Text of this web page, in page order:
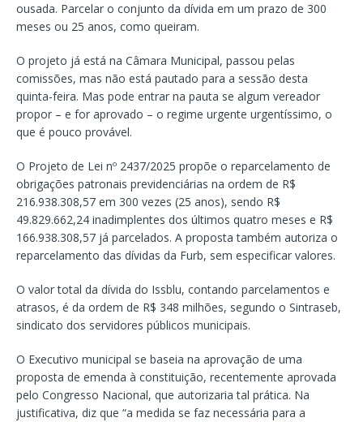
ousada. Parcelar o conjunto da dívida em um prazo de 300
meses ou 25 anos, como queiram.
O projeto já está na Câmara Municipal, passou pelas
comissões, mas não está pautado para a sessão desta
quinta-feira. Mas pode entrar na pauta se algum vereador
propor – e for aprovado – o regime urgente urgentíssimo, o
que é pouco provável.
O Projeto de Lei nº 2437/2025 propõe o reparcelamento de
obrigações patronais previdenciárias na ordem de R$
216.938.308,57 em 300 vezes (25 anos), sendo R$
49.829.662,24 inadimplentes dos últimos quatro meses e R$
166.938.308,57 já parcelados. A proposta também autoriza o
reparcelamento das dívidas da Furb, sem especificar valores.
O valor total da dívida do Issblu, contando parcelamentos e
atrasos, é da ordem de R$ 348 milhões, segundo o Sintraseb,
sindicato dos servidores públicos municipais.
O Executivo municipal se baseia na aprovação de uma
proposta de emenda à constituição, recentemente aprovada
pelo Congresso Nacional, que autorizaria tal prática. Na
justificativa, diz que “a medida se faz necessária para a